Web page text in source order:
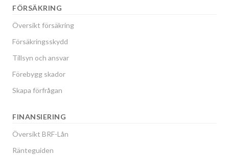
FÖRSÄKRING
Översikt försäkring
Försäkringsskydd
Tillsyn och ansvar
Förebygg skador
Skapa förfrågan
FINANSIERING
Översikt BRF-Lån
Ränteguiden